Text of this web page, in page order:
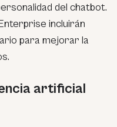
del chatbot.
incluirán
para mejorar la
artificial